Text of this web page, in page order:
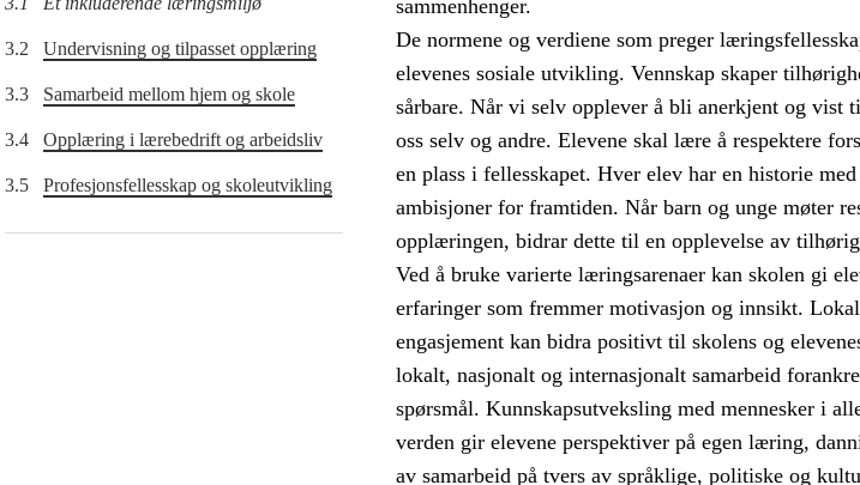
3.2 Undervisning og tilpasset opplæring
3.3 Samarbeid mellom hjem og skole
3.4 Opplæring i lærebedrift og arbeidsliv
3.5 Profesjonsfellesskap og skoleutvikling
sammenhenger.
De normene og verdiene som preger
elevenes sosiale utvikling. Vennskap skaper
sårbare. Når vi selv opplever å bli anerkjent og vist
oss selv og andre. Elevene skal lære å respektere
en plass i fellesskapet. Hver elev har en historie
ambisjoner for framtiden. Når barn og unge møter
opplæringen, bidrar dette til en opplevelse av
Ved å bruke varierte læringsarenaer kan skolen gi
erfaringer som fremmer motivasjon og innsikt.
engasjement kan bidra positivt til skolens og
lokalt, nasjonalt og internasjonalt samarbeid
spørsmål. Kunnskapsutveksling med mennesker i
verden gir elevene perspektiver på egen læring,
av samarbeid på tvers av språklige, politiske og